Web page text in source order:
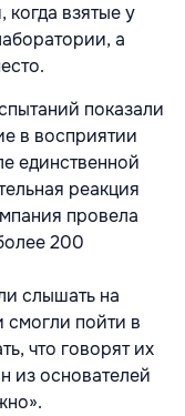
когда взятые у
а
показали
в восприятии
единственной
реакция
провела
200
слышать на
смогли пойти в
что говорят их
из основателей